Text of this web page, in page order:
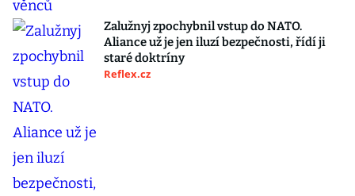
Zalužnyj zpochybnil vstup do NATO.
Aliance už je jen iluzí bezpečnosti, řídí ji
staré doktríny
Reflex.cz